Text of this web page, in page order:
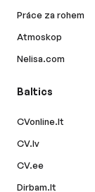
Práce za rohem
Atmoskop
Nelisa.com
Baltics
CVonline.lt
CV.lv
CV.ee
Dirbam.lt